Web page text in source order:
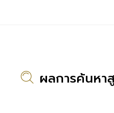
ผลการค้นหา